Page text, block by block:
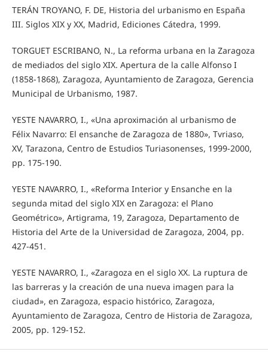
TERÁN TROYANO, F. DE, Historia del urbanismo en España
III. Siglos XIX y XX, Madrid, Ediciones Cátedra, 1999.
TORGUET ESCRIBANO, N., La reforma urbana en la Zaragoza
de mediados del siglo XIX. Apertura de la calle Alfonso I
(1858-1868), Zaragoza, Ayuntamiento de Zaragoza, Gerencia
Municipal de Urbanismo, 1987.
YESTE NAVARRO, I., «Una aproximación al urbanismo de
Félix Navarro: El ensanche de Zaragoza de 1880», Tvriaso,
XV, Tarazona, Centro de Estudios Turiasonenses, 1999-2000,
pp. 175-190.
YESTE NAVARRO, I., «Reforma Interior y Ensanche en la
segunda mitad del siglo XIX en Zaragoza: el Plano
Geométrico», Artigrama, 19, Zaragoza, Departamento de
Historia del Arte de la Universidad de Zaragoza, 2004, pp.
427-451.
YESTE NAVARRO, I., «Zaragoza en el siglo XX. La ruptura de
las barreras y la creación de una nueva imagen para la
ciudad», en Zaragoza, espacio histórico, Zaragoza,
Ayuntamiento de Zaragoza, Centro de Historia de Zaragoza,
2005, pp. 129-152.